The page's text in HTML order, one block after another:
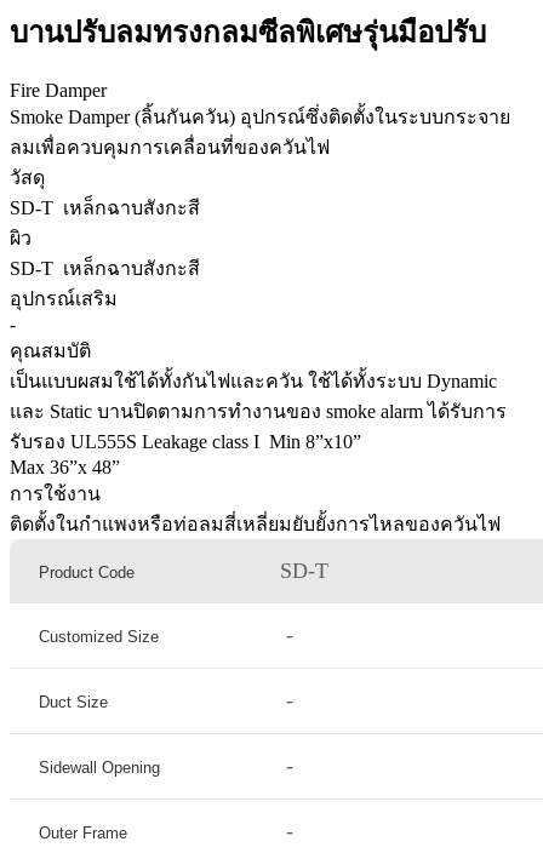
บานปรับลมทรงกลมซีลพิเศษรุ่นมือปรับ
Fire Damper
Smoke Damper (ลิ้นกันควัน) อุปกรณ์ซึ่งติดตั้งในระบบกระจาย
ลมเพื่อควบคุมการเคลื่อนที่ของควันไฟ
วัสดุ
SD-T เหล็กฉาบสังกะสี
ผิว
SD-T เหล็กฉาบสังกะสี
อุปกรณ์เสริม
-
คุณสมบัติ
เป็นแบบผสมใช้ได้ทั้งกันไฟและควัน ใช้ได้ทั้งระบบ Dynamic
และ Static บานปิดตามการทำงานของ smoke alarm ได้รับการ
รับรอง UL555S Leakage class I Min 8”x10”
Max 36”x 48”
การใช้งาน
ติดตั้งในกำแพงหรือท่อลมสี่เหลี่ยมยับยั้งการไหลของควันไฟ
Product Code SD-T
Customized Size -
Duct Size -
Sidewall Opening -
Outer Frame -